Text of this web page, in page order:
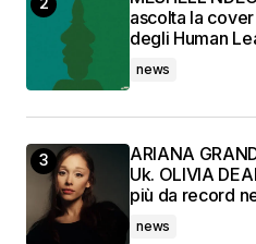
ascolta la cover
degli Human
news
ARIANA
Uk. OLIVIA
più da record
news